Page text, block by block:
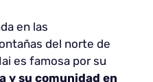
en las
del norte de
es famosa por su
y su comunidad en